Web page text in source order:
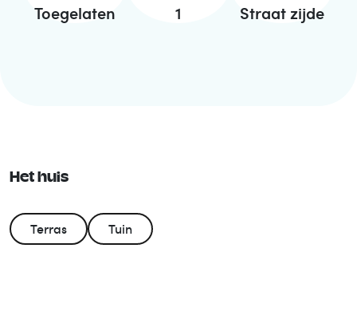
Toegelaten 1 Straat zijde
Het huis
Terras Tuin